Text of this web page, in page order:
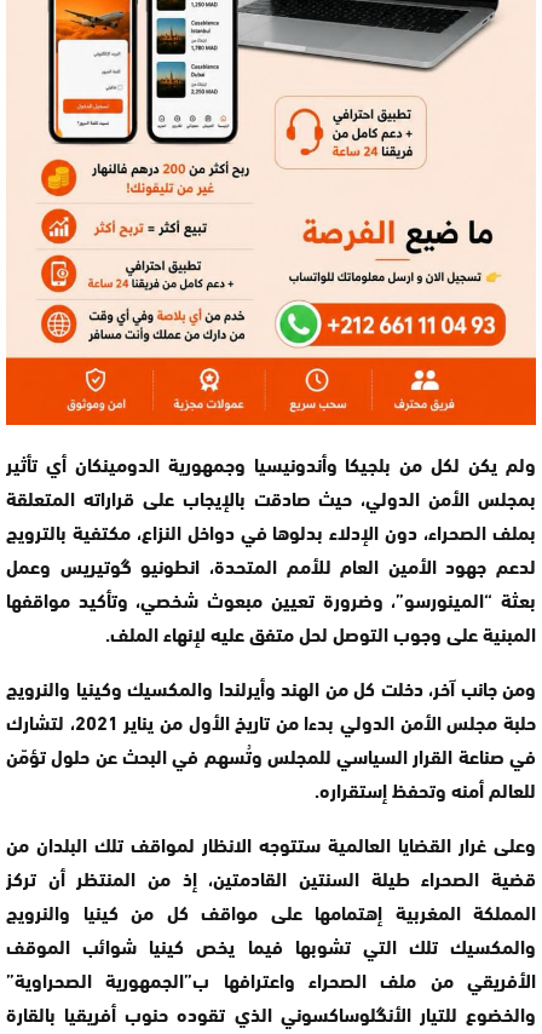
ولم يكن لكل من بلجيكا وأندونيسيا وجمهورية الدومينكان أي تأثير
بمجلس الأمن الدولي، حيث صادقت بالإيجاب على قراراته المتعلقة
بملف الصحراء، دون الإدلاء بدلوها في دواخل النزاع، مكتفية بالترويج
لدعم جهود الأمين العام للأمم المتحدة، انطونيو گوتيريس وعمل
بعثة “المينورسو”، وضرورة تعيين مبعوث شخصي، وتأكيد مواقفها
المبنية على وجوب التوصل لحل متفق عليه لإنهاء الملف.
ومن جانب آخر، دخلت كل من الهند وأيرلندا والمكسيك وكينيا والنرويج
حلبة مجلس الأمن الدولي بدءا من تاريخ الأول من يناير 2021، لتشارك
في صناعة القرار السياسي للمجلس وتُسهم في البحث عن حلول تؤمّن
للعالم أمنه وتحفظ إستقراره.
وعلى غرار القضايا العالمية ستتوجه الانظار لمواقف تلك البلدان من
قضية الصحراء طيلة السنتين القادمتين، إذ من المنتظر أن تركز
المملكة المغربية إهتمامها على مواقف كل من كينيا والنرويج
والمكسيك تلك التي تشوبها فيما يخص كينيا شوائب الموقف
الأفريقي من ملف الصحراء واعترافها ب”الجمهورية الصحراوية”
والخضوع للتيار الأنگلوساكسوني الذي تقوده حنوب أفريقيا بالقارة